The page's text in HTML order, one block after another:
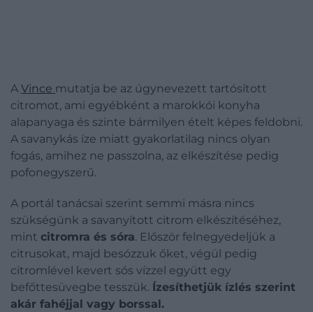
A Vince mutatja be az úgynevezett tartósított
citromot, ami egyébként a marokkói konyha
alapanyaga és szinte bármilyen ételt képes feldobni.
A savanykás íze miatt gyakorlatilag nincs olyan
fogás, amihez ne passzolna, az elkészítése pedig
pofonegyszerű.
A portál tanácsai szerint semmi másra nincs
szükségünk a savanyított citrom elkészítéséhez,
mint citromra és sóra. Először felnegyedeljük a
citrusokat, majd besózzuk őket, végül pedig
citromlével kevert sós vízzel együtt egy
befőttesüvegbe tesszük. Ízesíthetjük ízlés szerint
akár fahéjjal vagy borssal.